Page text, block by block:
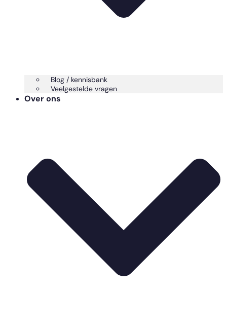
Blog / kennisbank
Veelgestelde vragen
Over ons